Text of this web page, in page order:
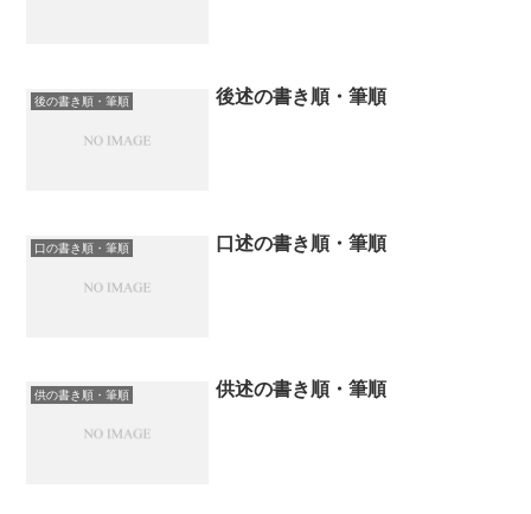
後の書き順・筆順 後述の書き順・筆順
口の書き順・筆順 口述の書き順・筆順
供の書き順・筆順 供述の書き順・筆順